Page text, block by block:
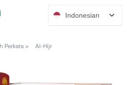
Perkata > Al-Hijr
Indonesian